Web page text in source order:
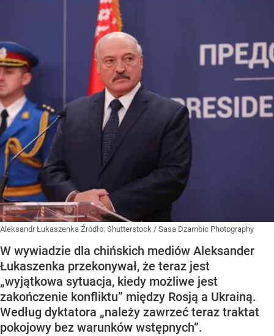
Aleksandr Łukaszenka Źródło: Shutterstock / Sasa Dzambic Photography
W wywiadzie dla chińskich mediów Aleksander
Łukaszenka przekonywał, że teraz jest
„wyjątkowa sytuacja, kiedy możliwe jest
zakończenie konfliktu” między Rosją a Ukrainą.
Według dyktatora „należy zawrzeć teraz traktat
pokojowy bez warunków wstępnych”.